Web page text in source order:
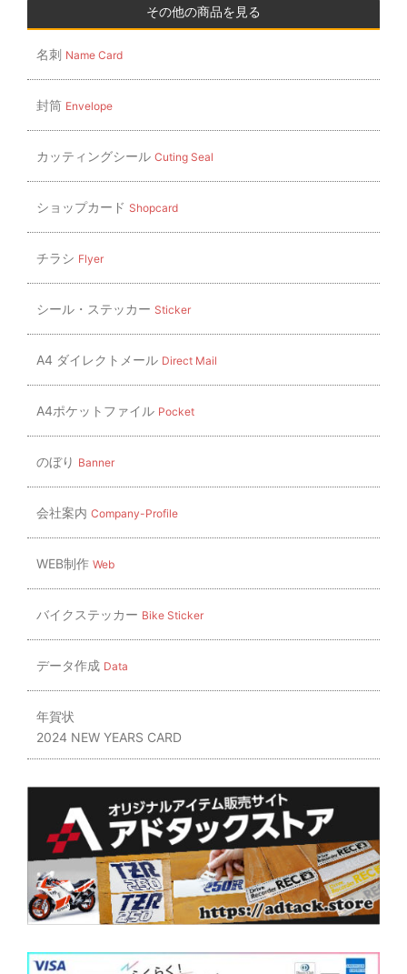
ー
シ
ョ
ン
その他の商品を見る
名刺 Name Card
封筒 Envelope
カッティングシール Cuting Seal
ショップカード Shopcard
チラシ Flyer
シール・ステッカー Sticker
A4 ダイレクトメール Direct Mail
A4ポケットファイル Pocket
のぼり Banner
会社案内 Company-Profile
WEB制作 Web
バイクステッカー Bike Sticker
データ作成 Data
年賀状
2024 NEW YEARS CARD